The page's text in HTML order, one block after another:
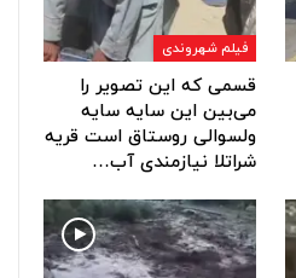
فیلم شهروندی
قسمی که این تصویر را
می‌بین این سایه سایه
ولسوالی روستاق است قریه
شراتلا نیازمندی آب…